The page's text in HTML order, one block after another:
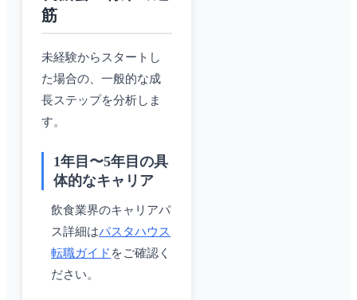
筋
未経験からスタートし
た場合の、一般的な成
長ステップを分析しま
す。
1年目〜5年目の具
体的なキャリア
飲食業界のキャリアパ
ス詳細はパスタハウス
転職ガイド をご確認く
ださい。